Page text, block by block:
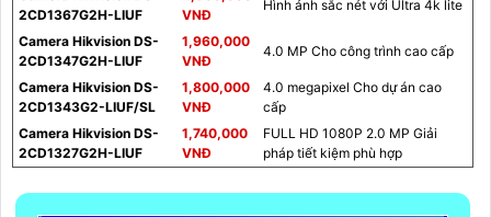
2CD1367G2H-LIUF
VNĐ
Hình ảnh sắc nét với Ultra 4k lite
Camera Hikvision DS-
2CD1347G2H-LIUF
1,960,000
VNĐ
4.0 MP Cho công trình cao cấp
Camera Hikvision DS-
2CD1343G2-LIUF/SL
1,800,000
VNĐ
4.0 megapixel Cho dự án cao
cấp
Camera Hikvision DS-
2CD1327G2H-LIUF
1,740,000
VNĐ
FULL HD 1080P 2.0 MP Giải
pháp tiết kiệm phù hợp